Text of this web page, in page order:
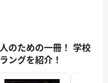
のための一冊！ 学校
ングを紹介！